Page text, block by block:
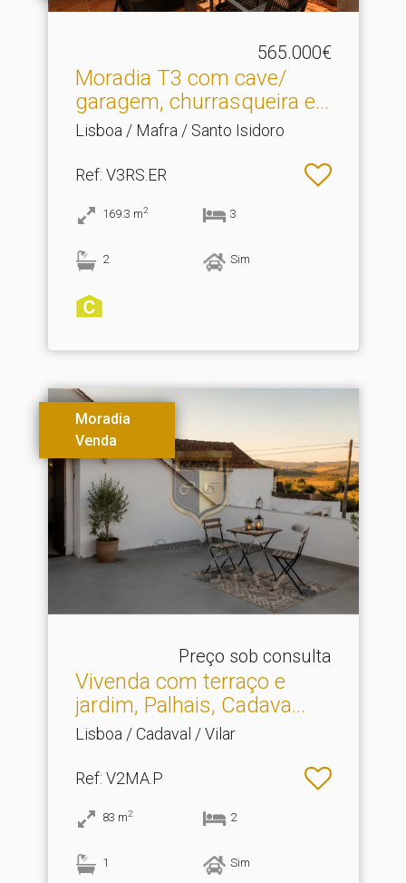
565.000€
Moradia T3 com cave/
garagem, churrasqueira e.​..
Lisboa / Mafra / Santo Isidoro
Ref: V3RS.ER
169.3 m2 3
2 Sim
Moradia
Venda
Preço sob consulta
Vivenda com terraço e
jardim, Palhais, Cadava.​..
Lisboa / Cadaval / Vilar
Ref: V2MA.P
83 m2 2
1 Sim